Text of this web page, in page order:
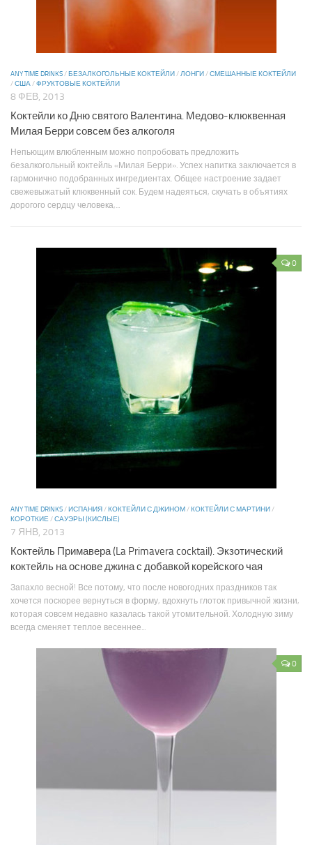
ANY TIME DRINKS/БЕЗАЛКОГОЛЬНЫЕ КОКТЕЙЛИ/ЛОНГИ/СМЕШАННЫЕ КОКТЕЙЛИ
/США/ФРУКТОВЫЕ КОКТЕЙЛИ
8 ФЕВ, 2013
Коктейли ко Дню святого Валентина. Медово-клюквенная
Милая Берри совсем без алкоголя
Непьющим влюбленным можно попробовать предложить
безалкогольный коктейль «Милая Берри». Успех напитка заключается в
гармонично подобранных ингредиентах. Общее настроение задает
свежевыжатый клюквенный сок. Будем надеяться, скучать в объятиях
дорогого сердцу человека,...
0
ANY TIME DRINKS/ИСПАНИЯ/КОКТЕЙЛИ С ДЖИНОМ/КОКТЕЙЛИ С МАРТИНИ/
КОРОТКИЕ/САУЭРЫ (КИСЛЫЕ)
7 ЯНВ, 2013
Коктейль Примавера (La Primavera cocktail). Экзотический
коктейль на основе джина с добавкой корейского чая
Запахло весной! Все потому, что после новогодних праздников так
хочется поскорее вернуться в форму, вдохнуть глоток привычной жизни,
которая совсем недавно казалась такой утомительной. Холодную зиму
всегда сменяет теплое весеннее...
0